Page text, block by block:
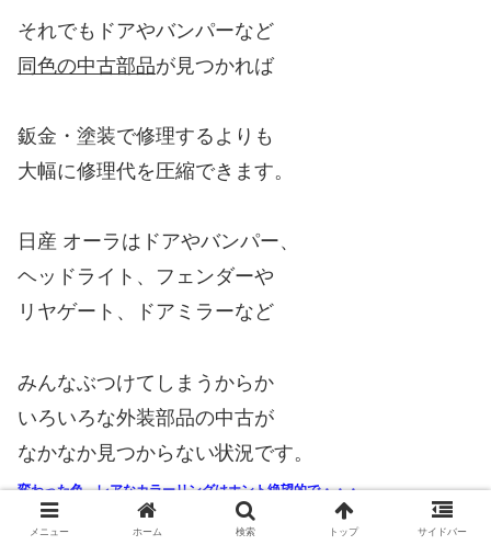
それでもドアやバンパーなど
同色の中古部品が見つかれば
鈑金・塗装で修理するよりも
大幅に修理代を圧縮できます。
日産 オーラはドアやバンパー、
ヘッドライト、フェンダーや
リヤゲート、ドアミラーなど
みんなぶつけてしまうからか
いろいろな外装部品の中古が
なかなか見つからない状況です。
変わった色、レアなカラーリングはホント絶望的で・・・
メニュー ホーム 検索 トップ サイドバー